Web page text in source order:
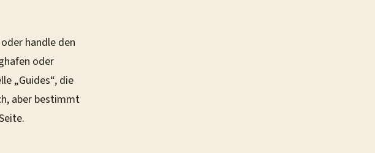
handle den
oder
„Guides“, die
aber bestimmt